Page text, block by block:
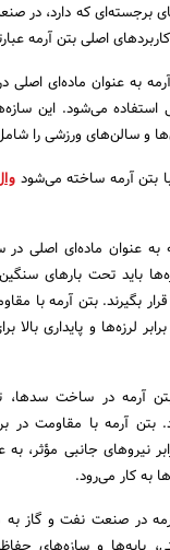
جستجو
برجسته‌ای که دارد، در
اصلی بتن آرمه
به عنوان ماده‌ای
می‌شود. این
و سالن‌های ورزشی را
بتن آرمه ساخته می‌شود
به عنوان ماده‌ای اصلی
باید تحت بارهای
بگیرند. بتن آرمه با
لرزه‌ها و پایداری بالا
آرمه در ساخت سدها،
بتن آرمه با مقاومت در
نیروهای جانبی مؤثر،
به کار می‌رود.
در صنعت نفت و گاز